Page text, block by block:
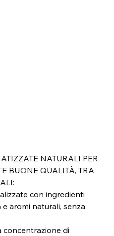
NATURALI PER
BUONE QUALITÀ, TRA
con ingredienti
aromi naturali, senza
concentrazione di